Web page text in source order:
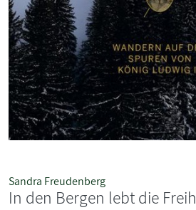
Sandra Freudenberg
In den Bergen lebt die